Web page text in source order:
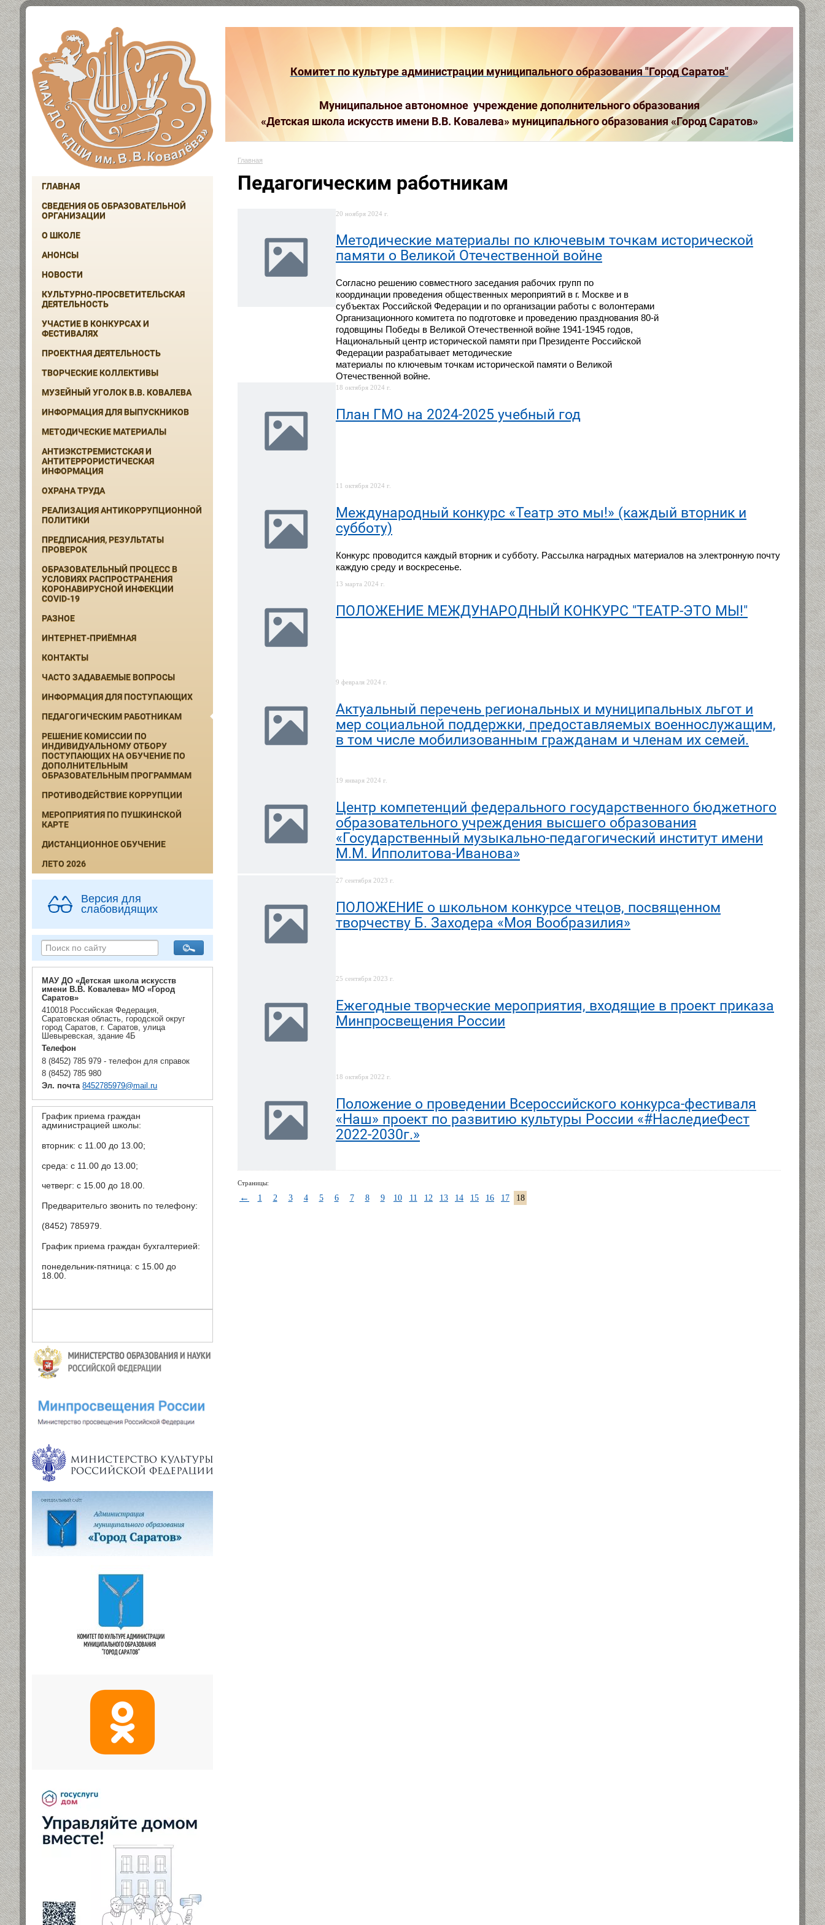
ГЛАВНАЯ
СВЕДЕНИЯ ОБ ОБРАЗОВАТЕЛЬНОЙ
ОРГАНИЗАЦИИ
О ШКОЛЕ
АНОНСЫ
НОВОСТИ
КУЛЬТУРНО-ПРОСВЕТИТЕЛЬСКАЯ
ДЕЯТЕЛЬНОСТЬ
УЧАСТИЕ В КОНКУРСАХ И
ФЕСТИВАЛЯХ
ПРОЕКТНАЯ ДЕЯТЕЛЬНОСТЬ
ТВОРЧЕСКИЕ КОЛЛЕКТИВЫ
МУЗЕЙНЫЙ УГОЛОК В.В. КОВАЛЕВА
ИНФОРМАЦИЯ ДЛЯ ВЫПУСКНИКОВ
МЕТОДИЧЕСКИЕ МАТЕРИАЛЫ
АНТИЭКСТРЕМИСТСКАЯ И
АНТИТЕРРОРИСТИЧЕСКАЯ
ИНФОРМАЦИЯ
ОХРАНА ТРУДА
РЕАЛИЗАЦИЯ АНТИКОРРУПЦИОННОЙ
ПОЛИТИКИ
ПРЕДПИСАНИЯ, РЕЗУЛЬТАТЫ
ПРОВЕРОК
ОБРАЗОВАТЕЛЬНЫЙ ПРОЦЕСС В
УСЛОВИЯХ РАСПРОСТРАНЕНИЯ
КОРОНАВИРУСНОЙ ИНФЕКЦИИ
COVID-19
РАЗНОЕ
ИНТЕРНЕТ-ПРИЁМНАЯ
КОНТАКТЫ
ЧАСТО ЗАДАВАЕМЫЕ ВОПРОСЫ
ИНФОРМАЦИЯ ДЛЯ ПОСТУПАЮЩИХ
ПЕДАГОГИЧЕСКИМ РАБОТНИКАМ
РЕШЕНИЕ КОМИССИИ ПО
ИНДИВИДУАЛЬНОМУ ОТБОРУ
ПОСТУПАЮЩИХ НА ОБУЧЕНИЕ ПО
ДОПОЛНИТЕЛЬНЫМ
ОБРАЗОВАТЕЛЬНЫМ ПРОГРАММАМ
ПРОТИВОДЕЙСТВИЕ КОРРУПЦИИ
МЕРОПРИЯТИЯ ПО ПУШКИНСКОЙ
КАРТЕ
ДИСТАНЦИОННОЕ ОБУЧЕНИЕ
ЛЕТО 2026
Версия для
слабовидящих
МАУ ДО «Детская школа искусств
имени В.В. Ковалева» МО «Город
Саратов»
410018 Российская Федерация,
Саратовская область, городской округ
город Саратов, г. Саратов, улица
Шевыревская, здание 4Б
Телефон
8 (8452) 785 979 - телефон для справок
8 (8452) 785 980
Эл. почта 8452785979@mail.ru
График приема граждан
администрацией школы:
вторник: с 11.00 до 13.00;
среда: с 11.00 до 13.00;
четверг: с 15.00 до 18.00.
Предварительго звонить по телефону:
(8452) 785979.
График приема граждан бухгалтерией:
понедельник-пятница: с 15.00 до
18.00.
Комитет по культуре администрации муниципального образования "Город Саратов"
Муниципальное автономное учреждение дополнительного образования
«Детская школа искусств имени В.В. Ковалева» муниципального образования «Город Саратов»
Главная
Педагогическим работникам
20 ноября 2024 г.
Методические материалы по ключевым точкам исторической
памяти о Великой Отечественной войне
Согласно решению совместного заседания рабочих групп по
координации проведения общественных мероприятий в г. Москве и в
субъектах Российской Федерации и по организации работы с волонтерами
Организационного комитета по подготовке и проведению празднования 80-й
годовщины Победы в Великой Отечественной войне 1941-1945 годов,
Национальный центр исторической памяти при Президенте Российской
Федерации разрабатывает методические
материалы по ключевым точкам исторической памяти о Великой
Отечественной войне.
18 октября 2024 г.
План ГМО на 2024-2025 учебный год
11 октября 2024 г.
Международный конкурс «Театр это мы!» (каждый вторник и
субботу)
Конкурс проводится каждый вторник и субботу. Рассылка наградных материалов на электронную почту
каждую среду и воскресенье.
13 марта 2024 г.
ПОЛОЖЕНИЕ МЕЖДУНАРОДНЫЙ КОНКУРС "ТЕАТР-ЭТО МЫ!"
9 февраля 2024 г.
Актуальный перечень региональных и муниципальных льгот и
мер социальной поддержки, предоставляемых военнослужащим,
в том числе мобилизованным гражданам и членам их семей.
19 января 2024 г.
Центр компетенций федерального государственного бюджетного
образовательного учреждения высшего образования
«Государственный музыкально-педагогический институт имени
М.М. Ипполитова-Иванова»
27 сентября 2023 г.
ПОЛОЖЕНИЕ о школьном конкурсе чтецов, посвященном
творчеству Б. Заходера «Моя Вообразилия»
25 сентября 2023 г.
Ежегодные творческие мероприятия, входящие в проект приказа
Минпросвещения России
18 октября 2022 г.
Положение о проведении Всероссийского конкурса-фестиваля
«Наш» проект по развитию культуры России «#НаследиеФест
2022-2030г.»
Страницы:
← 1 2 3 4 5 6 7 8 9 10 11 12 13 14 15 16 17 18